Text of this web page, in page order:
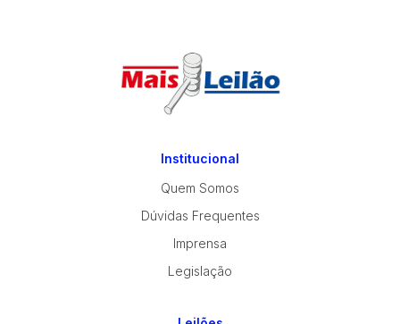
Institucional
Quem Somos
Dúvidas Frequentes
Imprensa
Legislação